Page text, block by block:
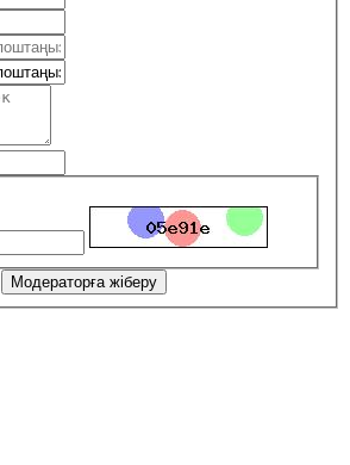
Модераторға жіберу